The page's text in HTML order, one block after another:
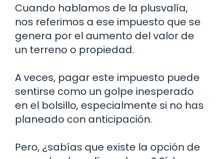
Cuando hablamos de la plusvalía,
nos referimos a ese impuesto que se
genera por el aumento del valor de
un terreno o propiedad.
A veces, pagar este impuesto puede
sentirse como un golpe inesperado
en el bolsillo, especialmente si no has
planeado con anticipación.
Pero, ¿sabías que existe la opción de